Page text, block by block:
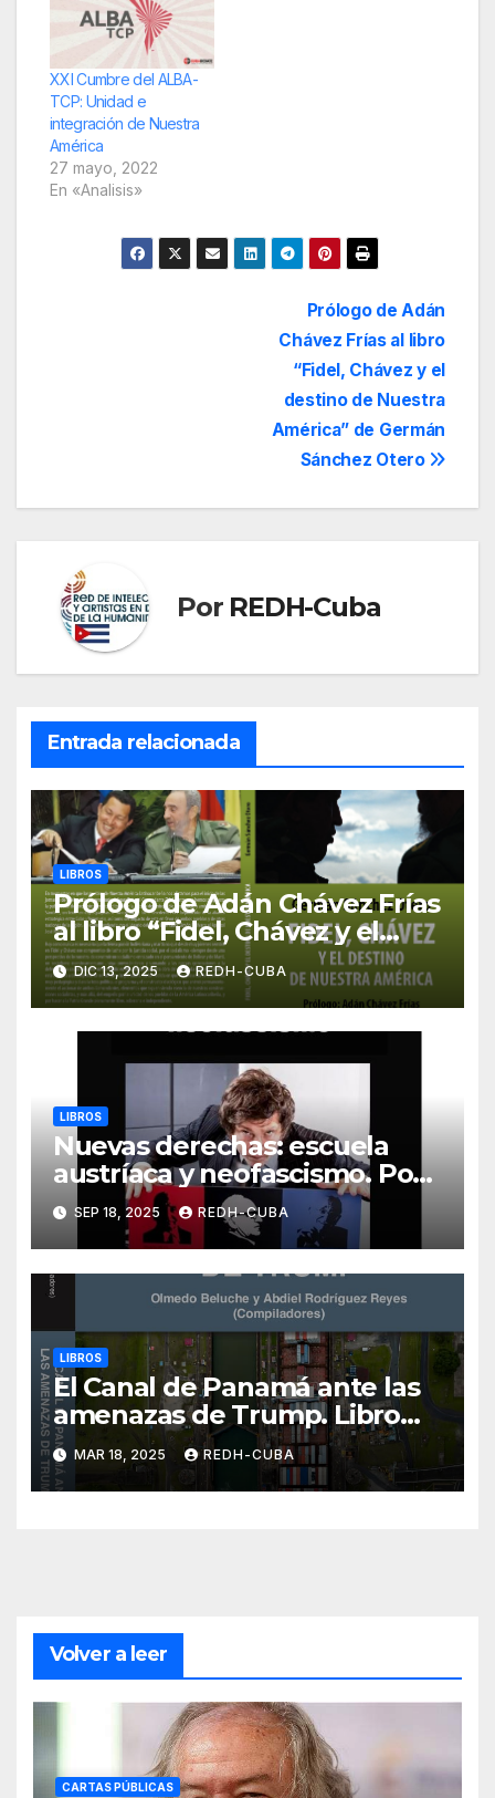
XXI Cumbre del ALBA-
TCP: Unidad e
integración de Nuestra
América
27 mayo, 2022
En «Analisis»
Prólogo de Adán
Chávez Frías al libro
“Fidel, Chávez y el
destino de Nuestra
América” de Germán
Sánchez Otero
Por REDH-Cuba
Entrada relacionada
LIBROS
Prólogo de Adán Chávez Frías
al libro “Fidel, Chávez y el
destino de Nuestra América”
de Germán Sánchez Otero
DIC 13, 2025 REDH-CUBA
LIBROS
Nuevas derechas: escuela
austríaca y neofascismo. Por
Néstor Kohan. (Libro en PDF)
SEP 18, 2025 REDH-CUBA
LIBROS
El Canal de Panamá ante las
amenazas de Trump. Libro
publicado por (CIFHU) de la
Universidad de Panamá.
(PDF)
MAR 18, 2025 REDH-CUBA
Volver a leer
CARTAS PÚBLICAS